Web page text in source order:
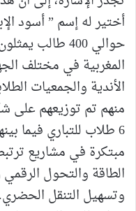
أختير له إسم ” أسود
حوالي 400
المغربية في مختلف
منهم تم توزيعهم
6 طلاب للتباري فيما
مبتكرة في مشاريع
الطاقة والتحول الرقمي
وتسهيل التنقل الحضري.